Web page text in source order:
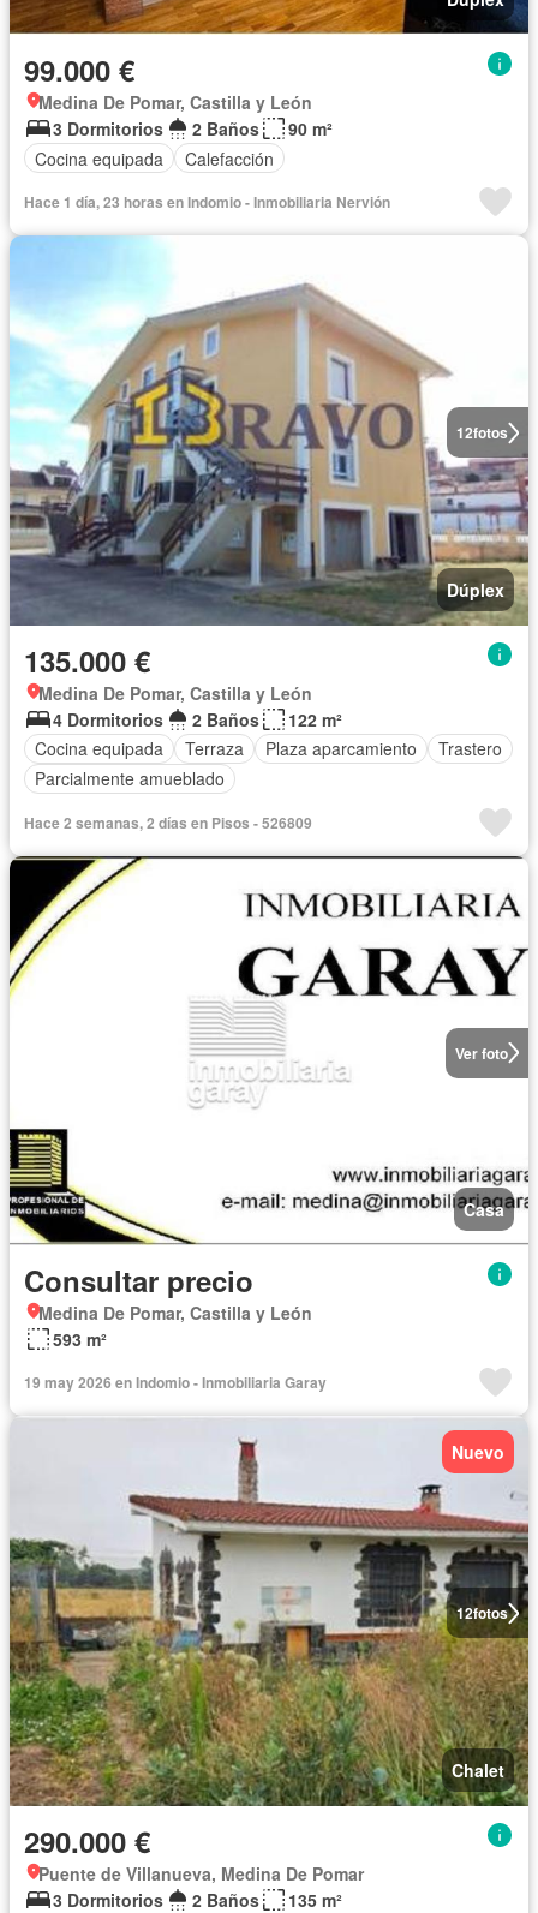
99.000 €
Medina De Pomar, Castilla y León
3 Dormitorios
2 Baños
90 m²
Cocina equipada
Calefacción
Hace 1 día, 23 horas en Indomio - Inmobiliaria Nervión
12fotos
Dúplex
135.000 €
Medina De Pomar, Castilla y León
4 Dormitorios
2 Baños
122 m²
Cocina equipada
Terraza Plaza aparcamiento
Trastero
Parcialmente amueblado
Hace 2 semanas, 2 días en Pisos - 526809
Ver foto
Casa
Consultar precio
Medina De Pomar, Castilla y León
593 m²
19 may 2026 en Indomio - Inmobiliaria Garay
12fotos
Nuevo
Chalet
290.000 €
Puente de Villanueva, Medina De Pomar
3 Dormitorios
2 Baños
135 m²